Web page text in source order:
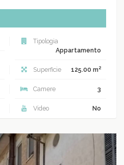
Tipologia
Appartamento
Superficie 125.00 m2
Camere 3
Video No